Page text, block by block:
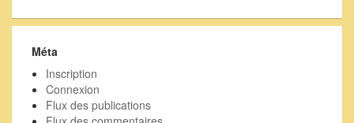
Méta
Inscription
Connexion
Flux des publications